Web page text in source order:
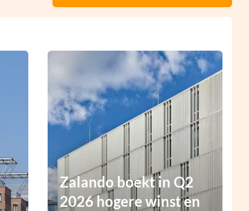
Zalando boekt in Q2
2026 hogere winst en